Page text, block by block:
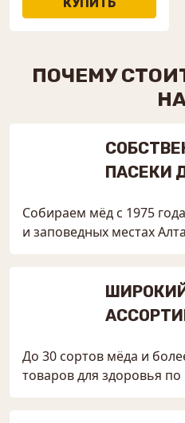
ПОЧЕМУ
ПАСЕКИ
Собираем мёд с 1975
и заповедных местах
До 30 сортов мёда и
товаров для здоровья